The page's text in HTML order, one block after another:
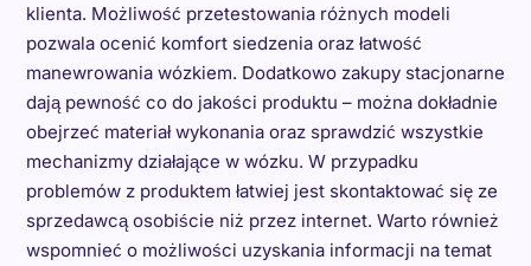
klienta. Możliwość przetestowania różnych modeli
pozwala ocenić komfort siedzenia oraz łatwość
manewrowania wózkiem. Dodatkowo zakupy stacjonarne
dają pewność co do jakości produktu – można dokładnie
obejrzeć materiał wykonania oraz sprawdzić wszystkie
mechanizmy działające w wózku. W przypadku
problemów z produktem łatwiej jest skontaktować się ze
sprzedawcą osobiście niż przez internet. Warto również
wspomnieć o możliwości uzyskania informacji na temat